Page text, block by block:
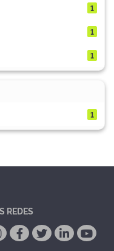
1
1
1
1
REDES